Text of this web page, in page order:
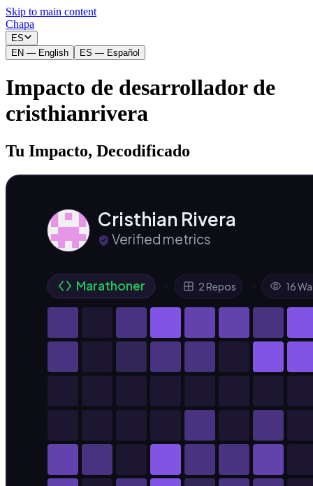
Skip to main content
Chapa
ES
EN — English ES — Español
Impacto de desarrollador de
cristhianrivera
Tu Impacto, Decodificado
Cristhian Rivera
Verified metrics
Marathoner · 2 Repos · 16